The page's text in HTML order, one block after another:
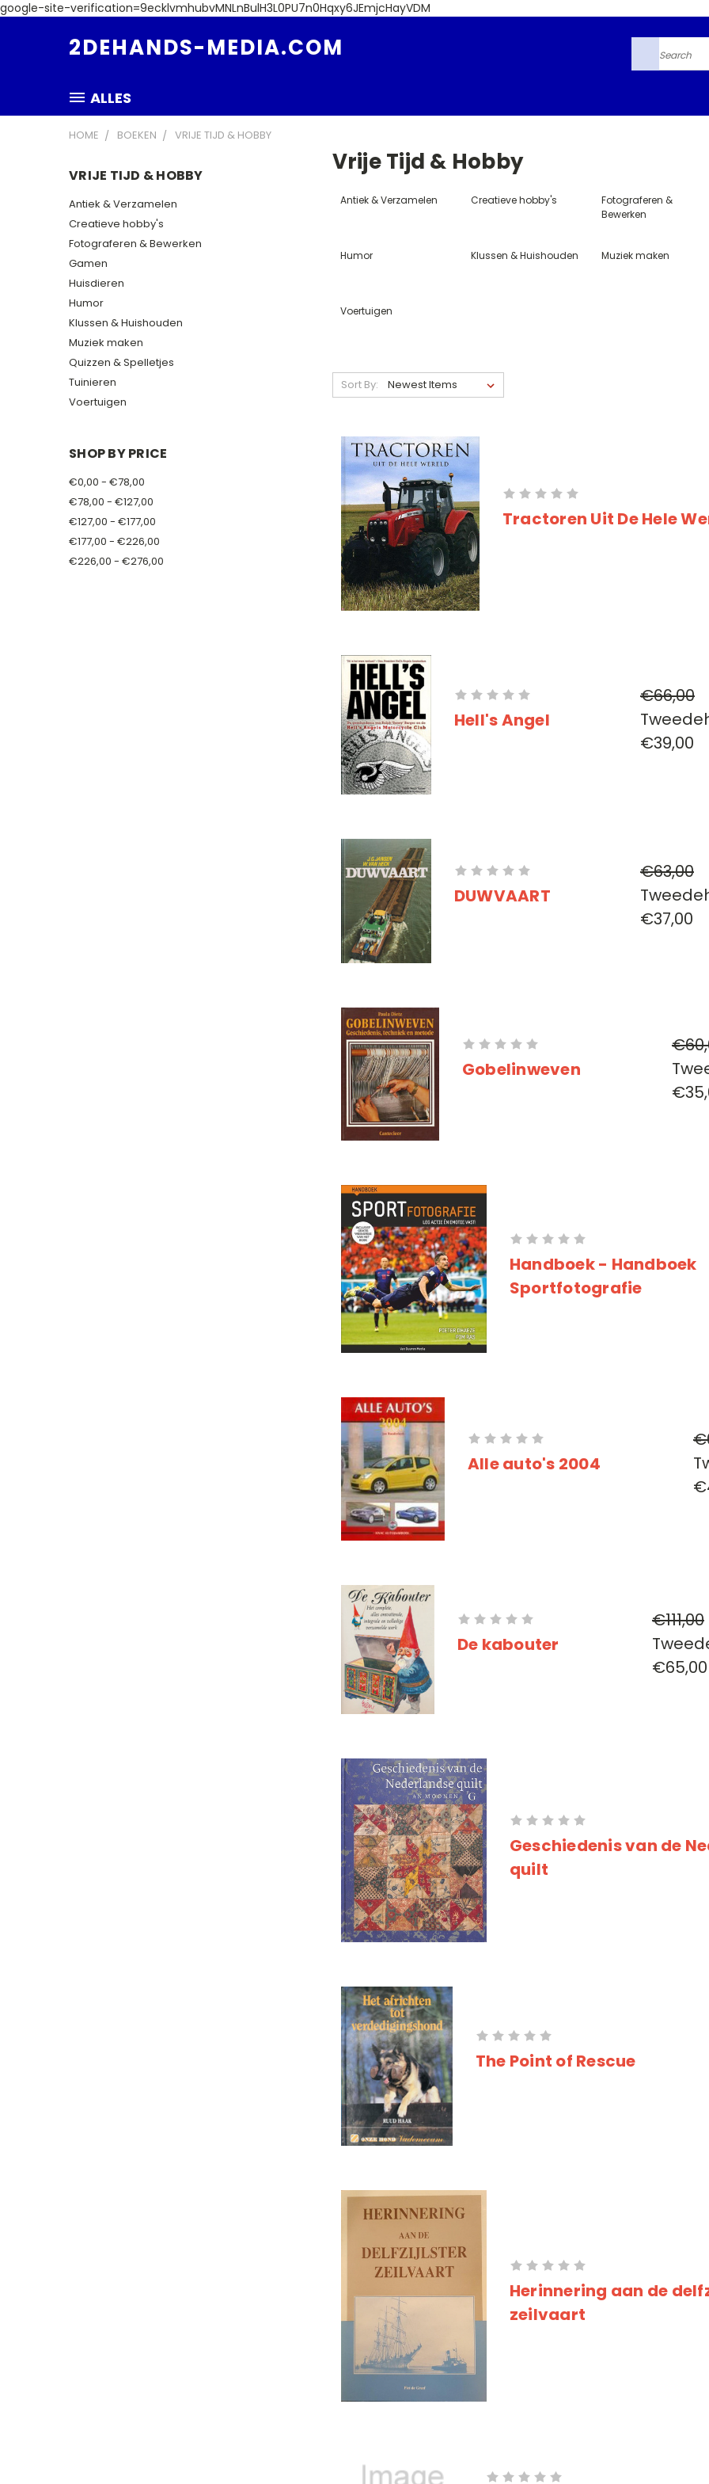
google-site-verification=9ecklvmhubvMNLnBulH3L0PU7n0Hqxy6JEmjcHayVDM
2DEHANDS-MEDIA.COM Search
ALLES
HOME BOEKEN VRIJE TIJD & HOBBY
VRIJE TIJD & HOBBY
Antiek & Verzamelen
Creatieve hobby's
Fotograferen & Bewerken
Gamen
Huisdieren
Humor
Klussen & Huishouden
Muziek maken
Quizzen & Spelletjes
Tuinieren
Voertuigen
SHOP BY PRICE
€0,00 - €78,00
€78,00 - €127,00
€127,00 - €177,00
€177,00 - €226,00
€226,00 - €276,00
Vrije Tijd & Hobby
Antiek & Verzamelen Creatieve hobby's
Fotograferen &
Bewerken
Humor Klussen & Huishouden Muziek maken
Voertuigen
Sort By:
Tractoren Uit De Hele
Hell's Angel
€66,00
€39,00
DUWVAART
€63,00
€37,00
Gobelinweven
Handboek - Handboek
Sportfotografie
Alle auto's 2004
De kabouter
€111,00
€65,00
Geschiedenis van de
quilt
The Point of Rescue
Herinnering aan de
zeilvaart